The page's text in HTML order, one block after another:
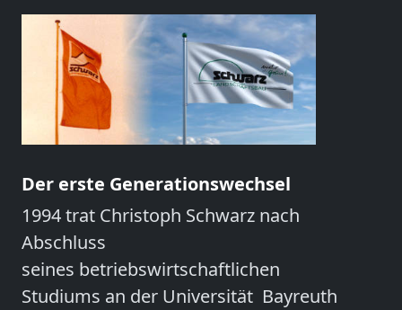
Der erste Generationswechsel
1994 trat Christoph Schwarz nach
Abschluss
seines betriebswirtschaftlichen
Studiums an der Universität Bayreuth